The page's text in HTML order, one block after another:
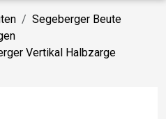
Segeberger Beute
Vertikal Halbzarge